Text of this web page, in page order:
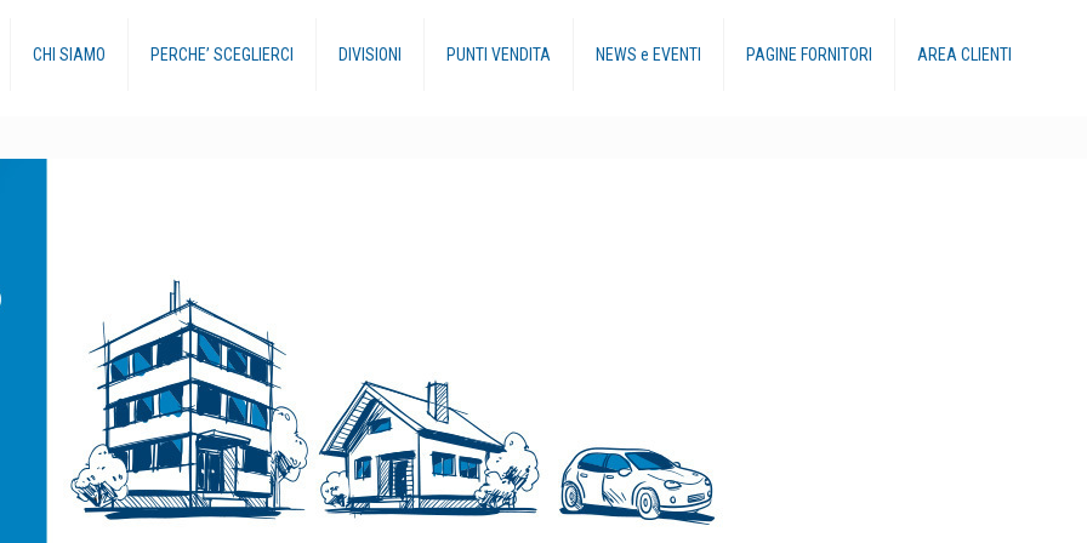
CHI SIAMO PERCHE’ SCEGLIERCI DIVISIONI PUNTI VENDITA NEWS e EVENTI PAGINE FORNITORI AREA CLIENTI